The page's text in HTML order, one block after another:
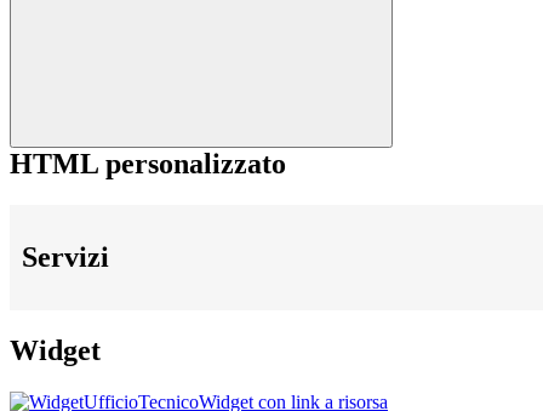
HTML personalizzato
Servizi
Widget
Widget con link a risorsa